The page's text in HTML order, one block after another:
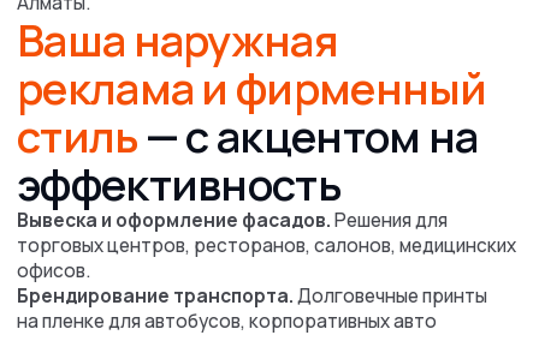
+7
Даю согласие на обработку
персональных
данных